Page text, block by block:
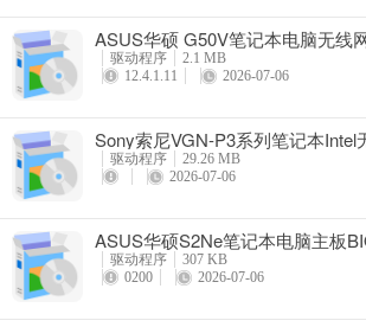
ASUS华硕 G50V笔记本电脑无线
驱动程序
2.1 MB
12.4.1.11
2026-07-06
Sony索尼VGN-P3系列笔记本Intel
驱动
驱动程序
29.26 MB
2026-07-06
ASUS华硕S2Ne笔记本电脑主板
驱动程序
307 KB
0200
2026-07-06